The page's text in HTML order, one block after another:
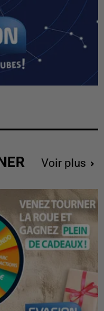
Voir plus